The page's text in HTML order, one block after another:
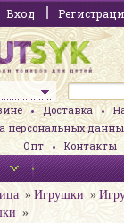
Вход
Доставка
персональных
Опт
Контакты
Игрушки